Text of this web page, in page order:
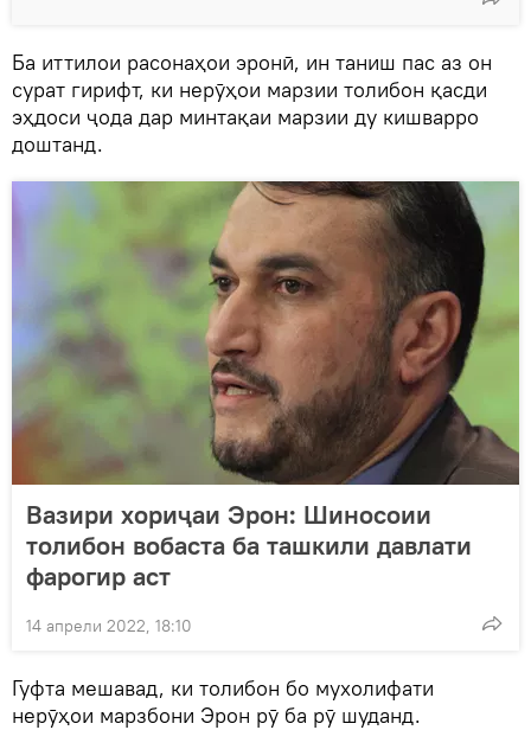
Ба иттилои расонаҳои эронӣ, ин таниш пас аз он
сурат гирифт, ки нерӯҳои марзии толибон қасди
эҳдоси ҷода дар минтақаи марзии ду кишварро
доштанд.
Вазири хориҷаи Эрон: Шиносоии
толибон вобаста ба ташкили давлати
фарогир аст
14 апрели 2022, 18:10
Гуфта мешавад, ки толибон бо мухолифати
нерӯҳои марзбони Эрон рӯ ба рӯ шуданд.